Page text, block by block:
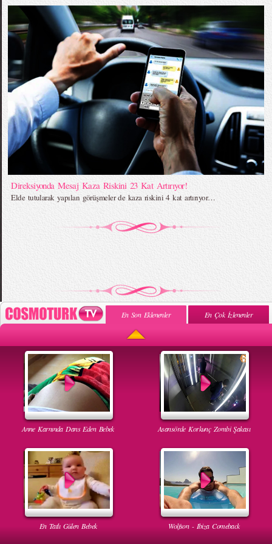
Direksiyonda Mesaj Kaza Riskini 23 Kat Artırıyor!
Elde tutularak yapılan görüşmeler de kaza riskini 4 kat artırıyor…
En Son Eklenenler En Çok İzlenenler
Anne Karnında Dans Eden Bebek Asansörde Korkunç Zombi Şakası
En Tatlı Gülen Bebek Wolfson - Ibiza Comeback